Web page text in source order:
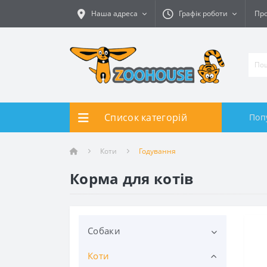
Наша адреса Графік роботи
Список категорій
Коти Годування
Корма для котів
Собаки
Годування
Коти